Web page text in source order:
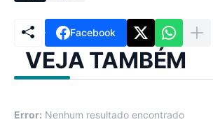
Facebook
VEJA TAMBÉM
Error: Nenhum resultado encontrado